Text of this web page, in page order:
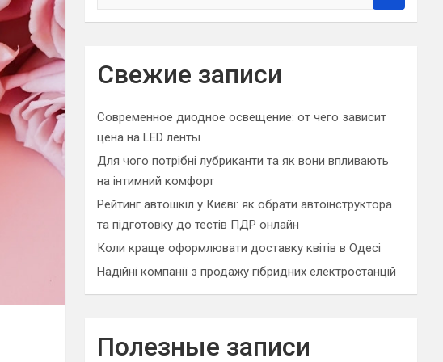
a
c
h
Свежие записи
Современное диодное освещение: от чего зависит
цена на LED ленты
Для чого потрібні лубриканти та як вони впливають
на інтимний комфорт
Рейтинг автошкіл у Києві: як обрати автоінструктора
та підготовку до тестів ПДР онлайн
Коли краще оформлювати доставку квітів в Одесі
Надійні компанії з продажу гібридних електростанцій
Полезные записи